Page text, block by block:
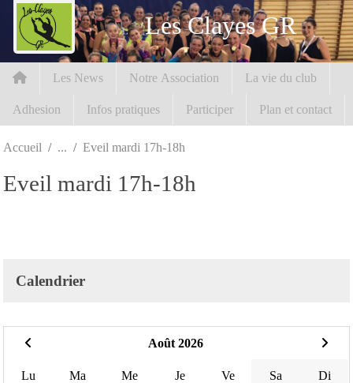
Les Clayes GR
Les News Notre Association La vie du club
Adhesion Infos pratiques Participer Plan et contact
Accueil Eveil mardi 17h-18h
Eveil mardi 17h-18h
Calendrier
Août 2026
Lu Ma Me Je Ve Sa Di
Panneau de gestion des cookies